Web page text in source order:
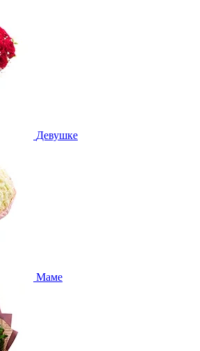
Девушке
Маме